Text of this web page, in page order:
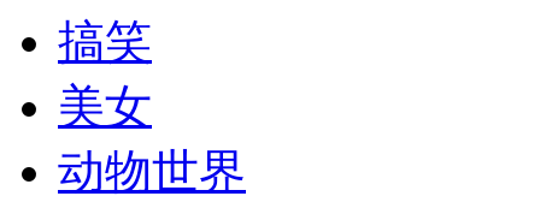
消防员救轻生者
搞笑
美女
动物世界